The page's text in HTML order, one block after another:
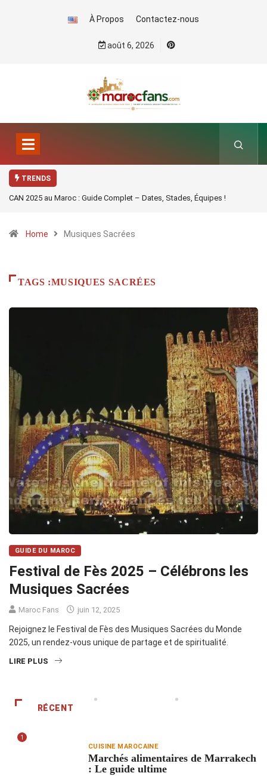
À Propos Contactez-nous
août 6, 2026
TRENDS
CAN 2025 au Maroc : Guide Complet – Dates, Stades, Équipes !
Home Musiques Sacrées
TAGS :MUSIQUES SACRÉES
GUIDE DU MAROC
Festival de Fès 2025 – Célébrons les
Musiques Sacrées
Maroc Fans juin 12, 2025
Rejoignez le Festival de Fès des Musiques Sacrées du Monde
2025, un rendez-vous unique de partage et de spiritualité.
LIRE PLUS
RÉCENT
1
CUISINE MAROCAINE
Marchés alimentaires de Marrakech
: Le guide ultime